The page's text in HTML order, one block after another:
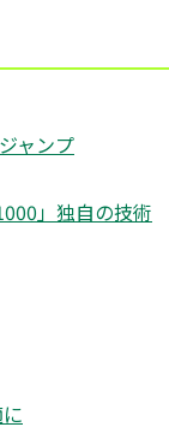
ャンプ
」独自の技術